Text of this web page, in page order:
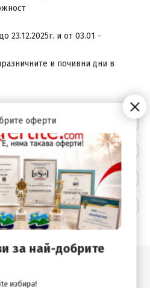
23.12.2025г. и от 03.01 -
и почивни дни в
оферти
оферти
за най-добрите
избира!